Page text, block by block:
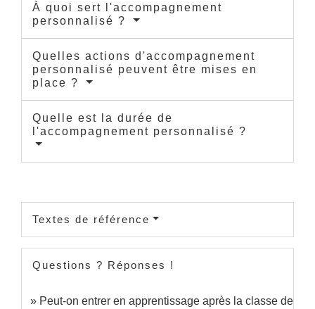
À quoi sert l'accompagnement
personnalisé ?
Quelles actions d'accompagnement
personnalisé peuvent être mises en
place ?
Quelle est la durée de
l'accompagnement personnalisé ?
Textes de référence
Questions ? Réponses !
Peut-on entrer en apprentissage après la classe de